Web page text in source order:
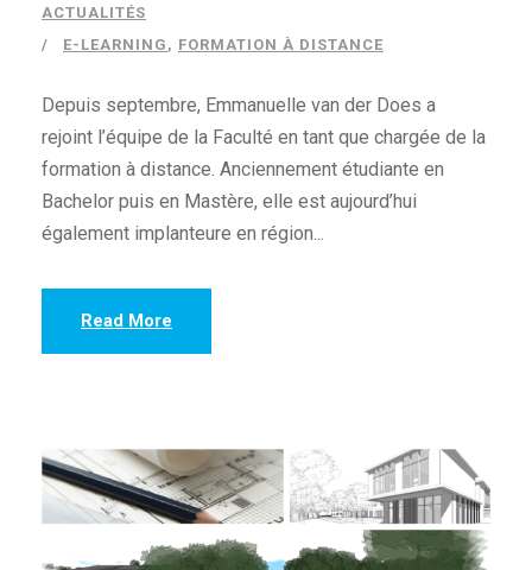
ACTUALITÉS
E-LEARNING , FORMATION À DISTANCE
Depuis septembre, Emmanuelle van der Does a
rejoint l’équipe de la Faculté en tant que chargée de la
formation à distance. Anciennement étudiante en
Bachelor puis en Mastère, elle est aujourd’hui
également implanteure en région...
Read More